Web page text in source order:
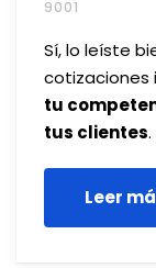
9001
Sí, lo leíste
cotizaciones
tu
tus clientes.
Leer